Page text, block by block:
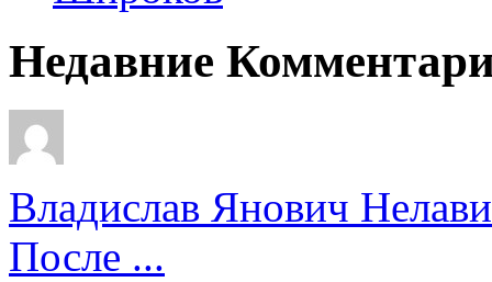
Недавние
Владислав Янович
После ...